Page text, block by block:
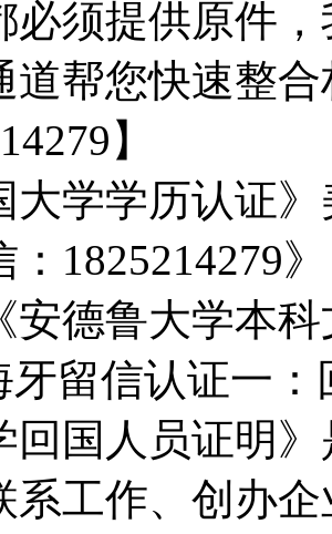
必须提供原件
道帮您快速整
】
大学学历认证
：1825214279
安德鲁大学本
牙留信认证一
回国人员证明
系工作、创办